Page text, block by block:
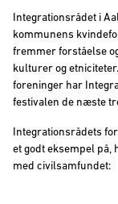
Integrationsrådet i
kommunens
fremmer forståelse
kulturer og
foreninger har
festivalen de næste
Integrationsrådets
et godt eksempel
med civilsamfundet: